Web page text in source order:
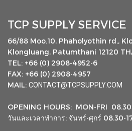
TCP SUPPLY SERVICE
66/88 Moo.10, Phaholyothin rd.,
Klongluang, Patumthani 12120
TEL: +66 (0) 2908-4952-6
FAX: +66 (0) 2908-4957
MAIL: CONTACT@TCPSUPPLY.COM
OPENING HOURS: MON-FRI
วันและเวลาทำการ: จันทร์-ศุกร์ 08.30-